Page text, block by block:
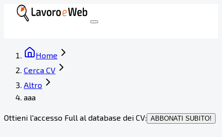
Home
Cerca CV
Altro
aaa
Ottieni l'accesso Full al database dei CV: ABBONATI SUBITO!